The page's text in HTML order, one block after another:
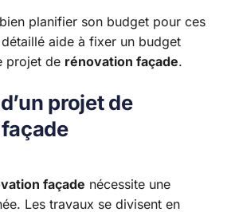
planifier son budget pour ces
aide à fixer un budget
projet de rénovation façade.
projet de
façade nécessite une
Les travaux se divisent en